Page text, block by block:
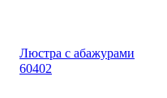
Люстра с абажурами
60402